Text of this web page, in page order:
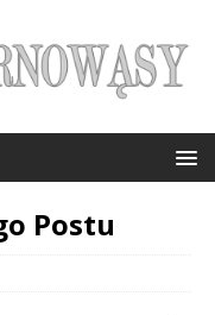
Postu